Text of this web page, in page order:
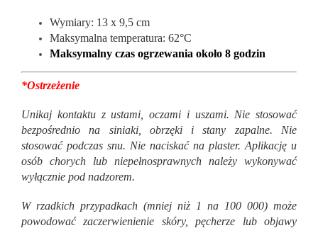
Wymiary: 13 x 9,5 cm
Maksymalna temperatura: 62°C
Maksymalny czas ogrzewania około 8 godzin
*Ostrzeżenie
Unikaj kontaktu z ustami, oczami i uszami. Nie stosować
bezpośrednio na siniaki, obrzęki i stany zapalne. Nie
stosować podczas snu. Nie naciskać na plaster. Aplikację u
osób chorych lub niepełnosprawnych należy wykonywać
wyłącznie pod nadzorem.
W rzadkich przypadkach (mniej niż 1 na 100 000) może
powodować zaczerwienienie skóry, pęcherze lub objawy